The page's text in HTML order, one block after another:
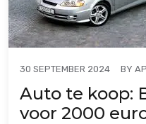
30 SEPTEMBER 2024 BY
Auto te koop:
voor 2000